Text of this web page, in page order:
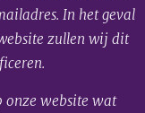
In het geval
zullen wij dit
onze website wat